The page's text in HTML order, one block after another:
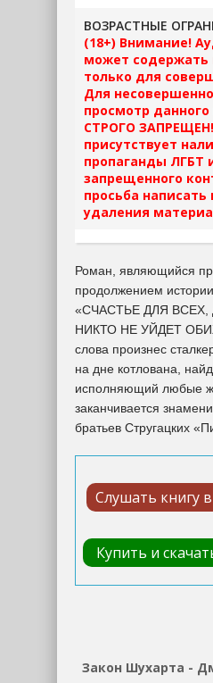
ВОЗРАСТНЫЕ
(18+) Внимание!
может содержать
только для
Для
просмотр данного
СТРОГО ЗАПРЕЩЕН!
присутствует
пропаганды ЛГБТ
запрещенного
просьба написать
удаления
Роман, являющийся
продолжением
«СЧАСТЬЕ ДЛЯ
НИКТО НЕ УЙДЕТ
слова произнес
на дне котлована,
исполняющий любые
заканчивается
братьев Стругацких
Слушать книгу
Купить и
Закон Шухарта -